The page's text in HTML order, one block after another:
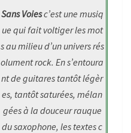
Sans Voiesc’est une musiq
ue qui fait voltiger les mot
s au milieu d’un univers rés
olument rock. En s’entoura
nt de guitares tantôt légèr
es, tantôt saturées, mélan
gées à la douceur rauque
du saxophone, les textes c